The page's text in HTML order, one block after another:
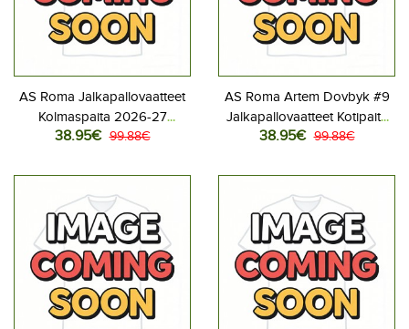
AS Roma Jalkapallovaatteet
Kolmaspaita 2026-27
Lyhythihainen
38.95€ 99.88€
AS Roma Artem Dovbyk #9
Jalkapallovaatteet Kotipaita
2026-27 Lyhythihainen
38.95€ 99.88€